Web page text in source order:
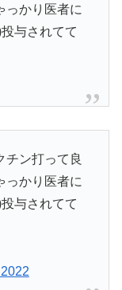
っかり医者に
与されてて
チン打って良
っかり医者に
与されてて